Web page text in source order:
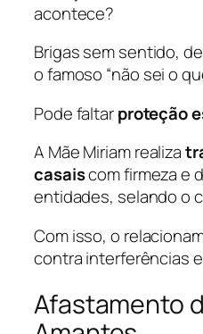
acontece?
Brigas sem sentido,
o famoso “não sei o
Pode faltarproteção
A Mãe Miriam realiza
casaiscom firmeza e
entidades, selando o
Com isso, o
contra interferências
Afastamento